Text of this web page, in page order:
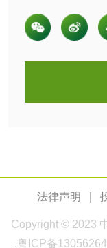
性能和抑菌性能
法律声明
Copyright © 2023
.粤ICP备
化